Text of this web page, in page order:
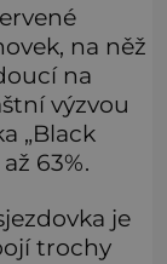
na něž
na
výzvou
„Black
63%.
je
trochy